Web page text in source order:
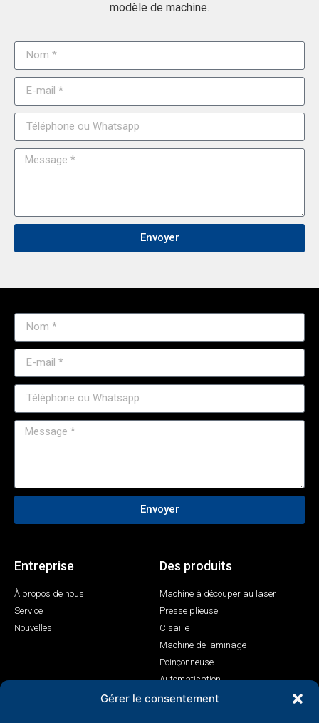
Gérer le consentement
modèle de machine.
Envoyer
Envoyer
Entreprise
À propos de nous
Service
Nouvelles
Des produits
Machine à découper au laser
Presse plieuse
Cisaille
Machine de laminage
Poinçonneuse
Automatisation
Machine de soudage laser